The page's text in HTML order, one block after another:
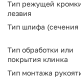
Тип режущей
лезвия
Тип шлифа (сечения
Тип обработки или
покрытия клинка
Тип монтажа